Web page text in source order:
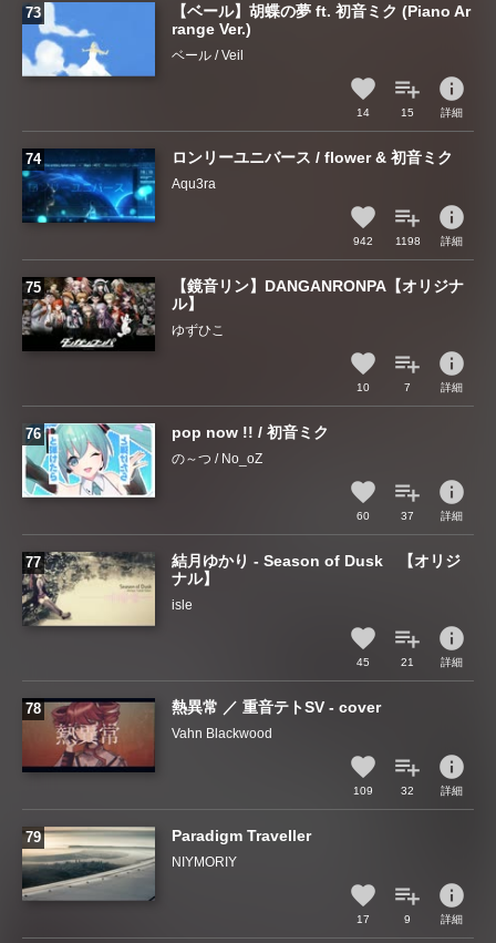
【ベール】胡蝶の夢 ft. 初音ミク (Piano Ar
range Ver.)
ベール / Veil
14 15
info
詳細
ロンリーユニバース / flower & 初音ミク
Aqu3ra
942 1198
info
詳細
【鏡音リン】DANGANRONPA【オリジナ
ル】
ゆずひこ
10 7
info
詳細
pop now !! / 初音ミク
の～つ / No_oZ
60 37
info
詳細
結月ゆかり - Season of Dusk 【オリジ
ナル】
isle
45 21
info
詳細
熱異常 ／ 重音テトSV - cover
Vahn Blackwood
109 32
info
詳細
Paradigm Traveller
NIYMORIY
17 9
info
詳細